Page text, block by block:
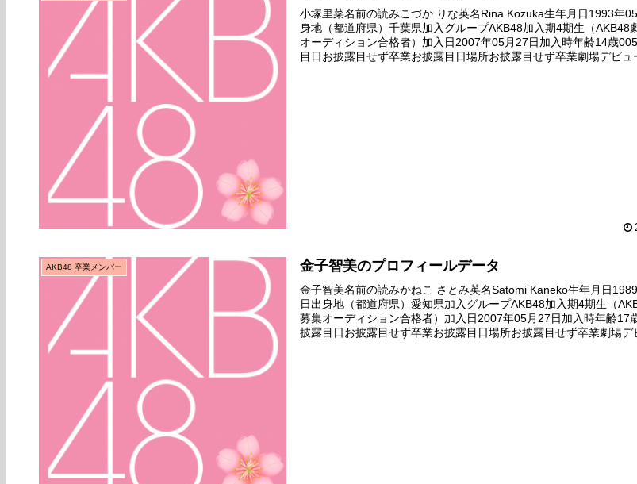
小塚里菜名前の読みこづか りな英名Rina Kozuka生年月日1993年
身地（都道府県）千葉県加入グループAKB48加入期4期生（AKB48
オーディション合格者）加入日2007年05月27日加入時年齢14歳
目日お披露目せず卒業お披露目日場所お披露目せず卒業劇場デビュ
AKB48 卒業メンバー 金子智美のプロフィールデータ
金子智美名前の読みかねこ さとみ英名Satomi Kaneko生年月日
日出身地（都道府県）愛知県加入グループAKB48加入期4期生（
募集オーディション合格者）加入日2007年05月27日加入時年齢17
披露目日お披露目せず卒業お披露目日場所お披露目せず卒業劇場デ